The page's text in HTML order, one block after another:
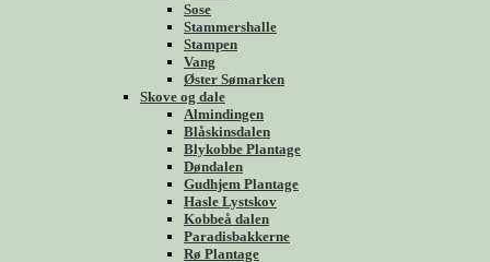
Sose
Stammershalle
Stampen
Vang
Øster Sømarken
Skove og dale
Almindingen
Blåskinsdalen
Blykobbe Plantage
Døndalen
Gudhjem Plantage
Hasle Lystskov
Kobbeå dalen
Paradisbakkerne
Rø Plantage